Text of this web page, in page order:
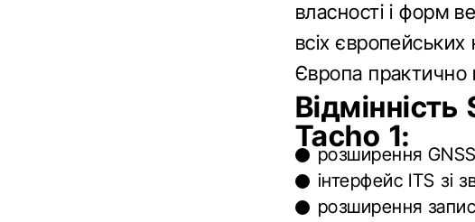
власності і форм
всіх європейських
Європа практично
Tacho 1:
розширення
інтерфейс ITS зі
розширення